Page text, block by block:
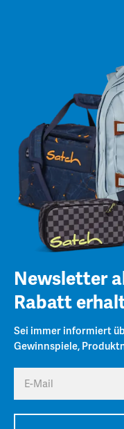
Newsletter
Rabatt
Sei immer informiert
Gewinnspiele,
E-Mail